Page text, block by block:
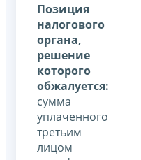
Позиция
налогового
органа,
решение
которого
обжалуется:
сумма
уплаченного
третьим
лицом